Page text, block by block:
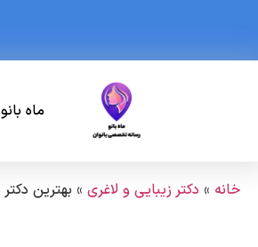
ماه بانو
خانه » دکتر زیبایی و لاغری » بهترین